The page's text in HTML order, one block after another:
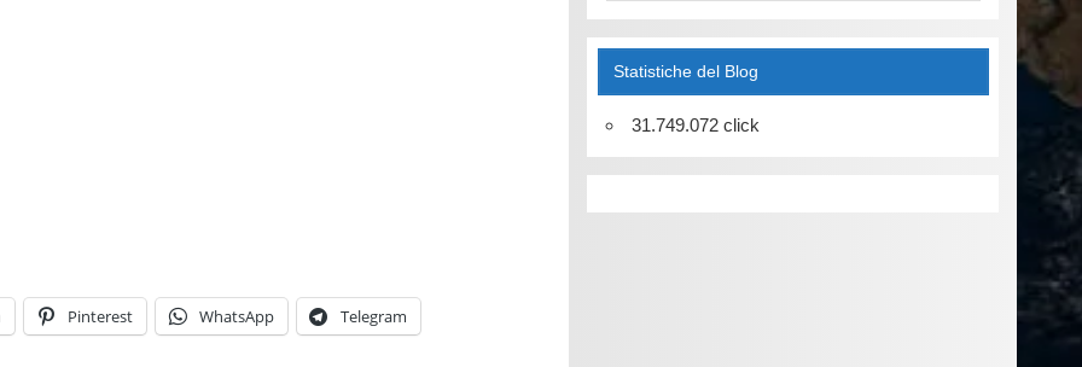
Pinterest WhatsApp Telegram
Statistiche del Blog
31.749.072 click